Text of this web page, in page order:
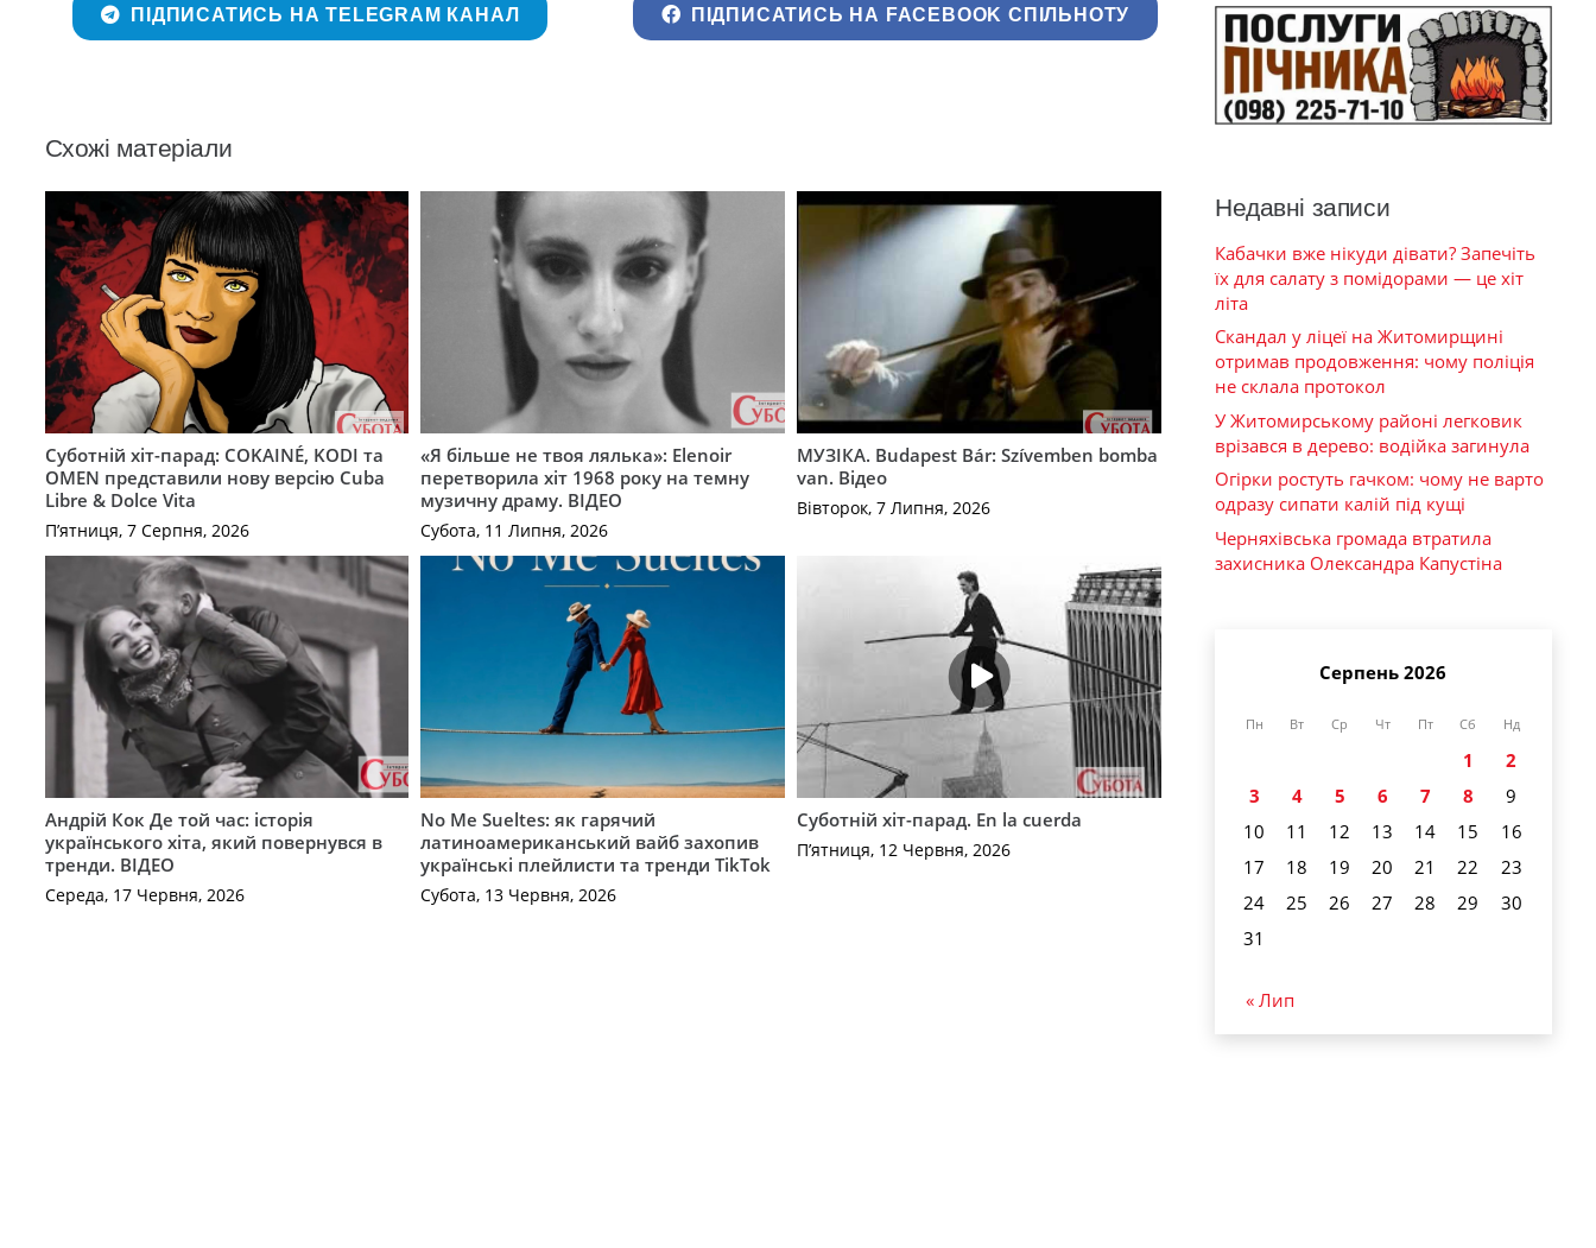
ПІДПИСАТИСЬ НА TELEGRAM КАНАЛ ПІДПИСАТИСЬ НА FACEBOOK СПІЛЬНОТУ
Схожі матеріали
Суботній хіт-парад: COKAINÉ, KODI та
OMEN представили нову версію Cuba
Libre & Dolce Vita
П’ятниця, 7 Серпня, 2026
«Я більше не твоя лялька»: Elenoir
перетворила хіт 1968 року на темну
музичну драму. ВІДЕО
Субота, 11 Липня, 2026
МУЗІКА. Budapest Bár: Szívemben bomba
van. Відео
Вівторок, 7 Липня, 2026
Андрій Кок Де той час: історія
українського хіта, який повернувся в
тренди. ВІДЕО
Середа, 17 Червня, 2026
No Me Sueltes: як гарячий
латиноамериканський вайб захопив
українські плейлисти та тренди TikTok
Субота, 13 Червня, 2026
Суботній хіт-парад. En la cuerda
П’ятниця, 12 Червня, 2026
Недавні записи
Кабачки вже нікуди дівати? Запечіть
їх для салату з помідорами — це хіт
літа
Скандал у ліцеї на Житомирщині
отримав продовження: чому поліція
не склала протокол
У Житомирському районі легковик
врізався в дерево: водійка загинула
Огірки ростуть гачком: чому не варто
одразу сипати калій під кущі
Черняхівська громада втратила
захисника Олександра Капустіна
Серпень 2026
Пн Вт Ср Чт Пт Сб Нд
1
2
3
4 5 6 7 8
9
10
11 12 13 14 15
16
17
18 19 20 21 22
23
24
25 26 27 28 29
30
31
« Лип